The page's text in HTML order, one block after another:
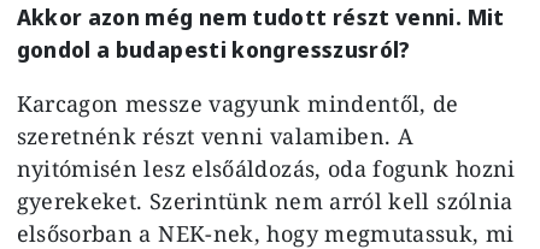
Akkor azon még nem tudott részt venni. Mit
gondol a budapesti kongresszusról?
Karcagon messze vagyunk mindentől, de
szeretnénk részt venni valamiben. A
nyitómisén lesz elsőáldozás, oda fogunk hozni
gyerekeket. Szerintünk nem arról kell szólnia
elsősorban a NEK-nek, hogy megmutassuk, mi